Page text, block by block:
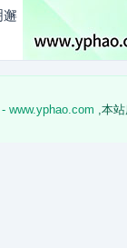
邂
www.yphao.com ,本